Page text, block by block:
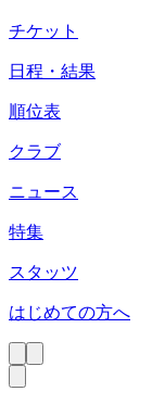
チケット
日程・結果
順位表
クラブ
ニュース
特集
スタッツ
はじめての方へ